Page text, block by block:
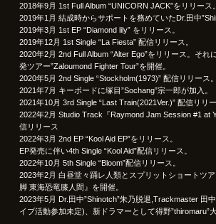
2018年9月 1st Full Album “UNICORN JACK”をリリース。
2019年1月 結成時からサポートを務めていたDr.田中
2019年3月 1st EP “Diamond lily” をリリース。
2019年12月 1st Single “La Fiesta” 配信リリース。
2020年2月 2nd Full Album “Alter Ego”をリリース。それ
発ツアー”Zaloumond Fighter Tour”を開催。
2020年5月 2nd Single “Stockholm(1973)” 配信リリース。
2021年7月 キーボードに塚目”Sochang”宗一郎が加入。
2021年10月 3rd Single “Last Train(2021Ver.)” 配信リリー
2022年2月 Studio Track『Raymond Jam Session #1 at
信リリース
2022年3月 2nd EP “Kool Aid EP”をリリース。
EP発売に伴い4th Single “Kool Aid”配信リリース。
2022年10月 5th Single “Bloom”配信リリース。
2023年2月 白昼堂々踊レ人類とスプリットショートツ
脚 東海恐竜膝人間』を開催。
2023年5月 Dr.田中”Shinotch”朱乃脱退,Trackmaster 田中
イブ活動参加未定)、新ドラマーとして得野”thiromaru”大